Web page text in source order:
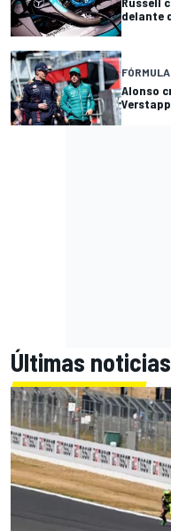
delante
FÓRMULA
Alonso
Últimas noticias